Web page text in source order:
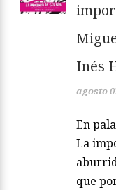
Inés
agosto
En
La
que